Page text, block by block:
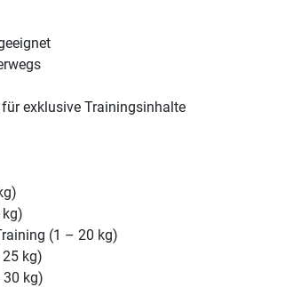
exklusive Trainingsinhalte
(1 – 20 kg)
kg)
kg)